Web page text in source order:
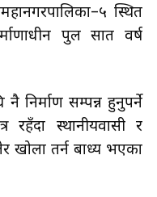
स्थित
पुल सात वर्ष
निर्माण सम्पन्न हुनुपर्ने
स्थानीयवासी र
खोला तर्न बाध्य भएका